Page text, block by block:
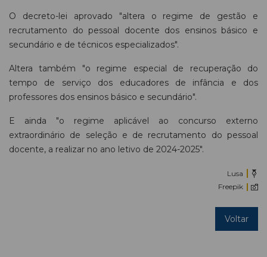
O decreto-lei aprovado "altera o regime de gestão e
recrutamento do pessoal docente dos ensinos básico e
secundário e de técnicos especializados".
Altera também "o regime especial de recuperação do
tempo de serviço dos educadores de infância e dos
professores dos ensinos básico e secundário".
E ainda "o regime aplicável ao concurso externo
extraordinário de seleção e de recrutamento do pessoal
docente, a realizar no ano letivo de 2024-2025".
Lusa
Freepik
Voltar